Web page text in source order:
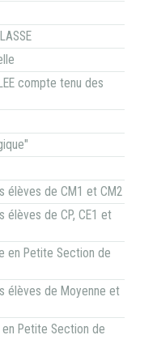
compte tenu des
élèves de CM1 et CM2
élèves de CP, CE1 et
en Petite Section de
élèves de Moyenne et
Petite Section de